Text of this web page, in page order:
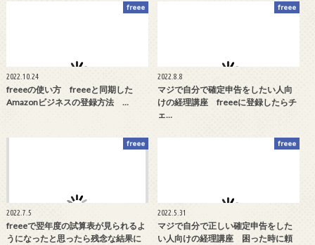
freee
2022.10.24
freeeの使い方 freeeと同期した
Amazonビジネスの登録方法 …
freee
2022.8.8
マジで自分で確定申告をしたい人向
けの経理講座 freeeに登録したらチ
ェ…
freee
2022.7.5
freeeで翌年度の試算表が見られるよ
うになったと思ったら残念な結果に
freee
2022.5.31
マジで自分で正しい確定申告をした
い人向けの経理講座 困った時に頼